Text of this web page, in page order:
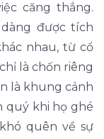
căng thẳng.
được tích
nhau, từ cổ
là chốn riêng
là khung cảnh
quý khi họ ghé
quên về sự